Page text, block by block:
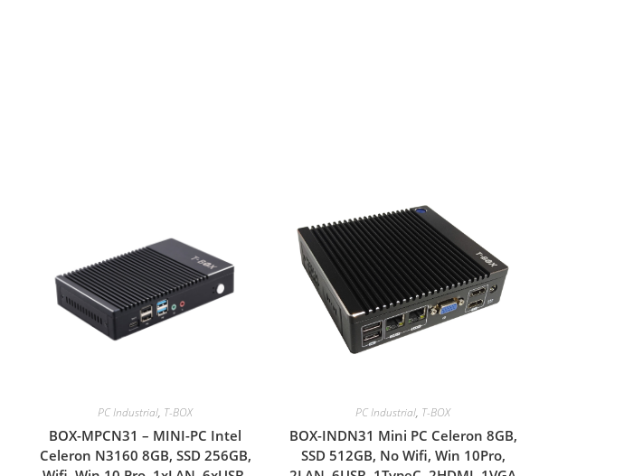
PC Industrial, T-BOX
BOX-MPCN31 – MINI-PC Intel
Celeron N3160 8GB, SSD 256GB,
PC Industrial, T-BOX
BOX-INDN31 Mini PC Celeron 8GB,
SSD 512GB, No Wifi, Win 10Pro,